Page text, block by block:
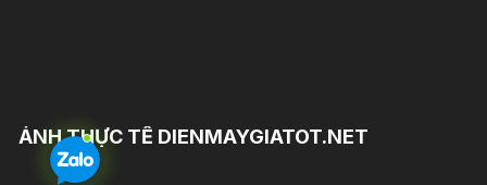
ẢNH THỰC TẾ DIENMAYGIATOT.NET